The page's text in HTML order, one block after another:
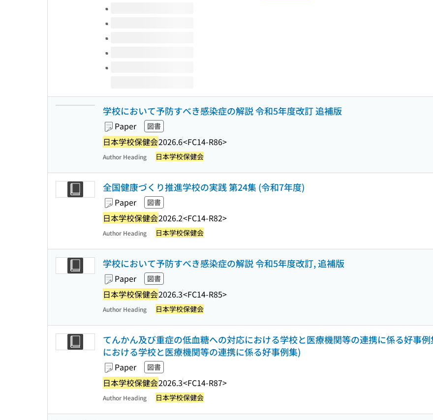
Volumes of this title
学校において予防すべき感染症の解説 令和5年度改訂 追補版
Paper 図書
日本学校保健会2026.6<FC14-R86>
Author Heading 日本学校保健会
全国健康づくり推進学校の実践 第24集 (令和7年度)
Paper 図書
日本学校保健会2026.2<FC14-R82>
Author Heading 日本学校保健会
学校において予防すべき感染症の解説 令和5年度改訂, 追補版
Paper 図書
日本学校保健会2026.3<FC14-R85>
Author Heading 日本学校保健会
てんかん及び重症の低血糖への対応における学校と医療機関等の連携に係る好事
における学校と医療機関等の連携に係る好事例集)
Paper 図書
日本学校保健会2026.3<FC14-R87>
Author Heading 日本学校保健会